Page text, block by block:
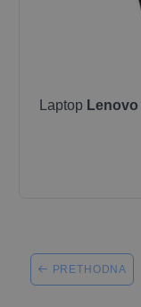
Laptop Lenovo
PRETHODNA